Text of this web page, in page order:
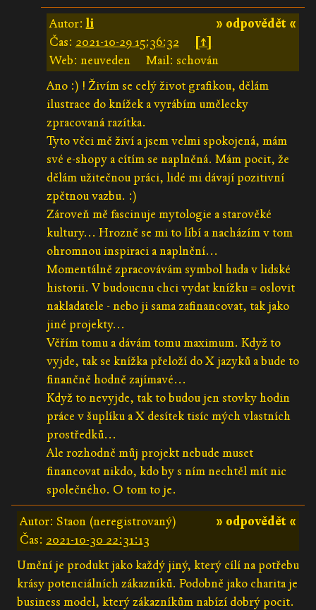
» odpovědět «
Autor:li
Čas: 2021-10-29 15:36:32
[↑]
Web: neuveden
Mail: schován
Ano :) ! Živím se celý život grafikou, dělám
ilustrace do knížek a vyrábím umělecky
zpracovaná razítka.
Tyto věci mě živí a jsem velmi spokojená, mám
své e-shopy a cítím se naplněná. Mám pocit, že
dělám užitečnou práci, lidé mi dávají pozitivní
zpětnou vazbu. :)
Zároveň mě fascinuje mytologie a starověké
kultury... Hrozně se mi to líbí a nacházím v tom
ohromnou inspiraci a naplnění...
Momentálně zpracovávám symbol hada v lidské
historii. V budoucnu chci vydat knížku = oslovit
nakladatele - nebo ji sama zafinancovat, tak jako
jiné projekty...
Věřím tomu a dávám tomu maximum. Když to
vyjde, tak se knížka přeloží do X jazyků a bude to
finančně hodně zajímavé...
Když to nevyjde, tak to budou jen stovky hodin
práce v šuplíku a X desítek tisíc mých vlastních
prostředků...
Ale rozhodně můj projekt nebude muset
financovat nikdo, kdo by s ním nechtěl mít nic
společného. O tom to je.
» odpovědět «
Autor: Staon (neregistrovaný)
Čas: 2021-10-30 22:31:13
Umění je produkt jako každý jiný, který cílí na potřebu
krásy potenciálních zákazníků. Podobně jako charita je
business model, který zákazníkům nabízí dobrý pocit.